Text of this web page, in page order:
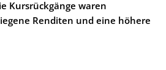
Kursrückgänge waren
Renditen und eine höhere